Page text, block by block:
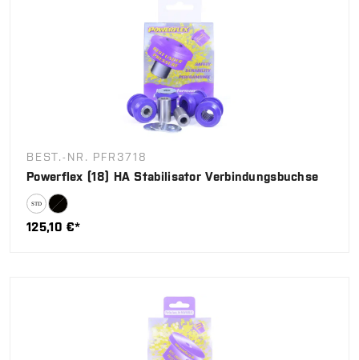
BEST.-NR. PFR3718
Powerflex (18) HA Stabilisator Verbindungsbuchse
125,10 €*